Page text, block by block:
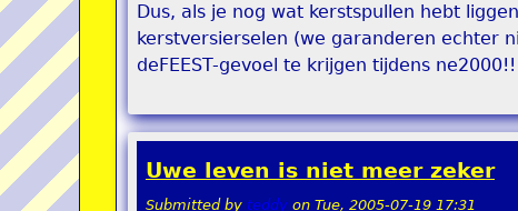
Dus, als je nog wat kerstspullen hebt
kerstversierselen (we garanderen echter
deFEEST-gevoel te krijgen tijdens ne2000!!
Uwe leven is niet meer zeker
Submitted by teddy on Tue, 2005-07-19 17:31